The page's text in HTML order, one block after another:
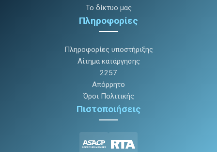
Το δίκτυο μας
Πληροφορίες
Πληροφορίες υποστήριξης
Αίτημα κατάργησης
2257
Απόρρητο
Όροι Πολιτικής
Πιστοποιήσεις